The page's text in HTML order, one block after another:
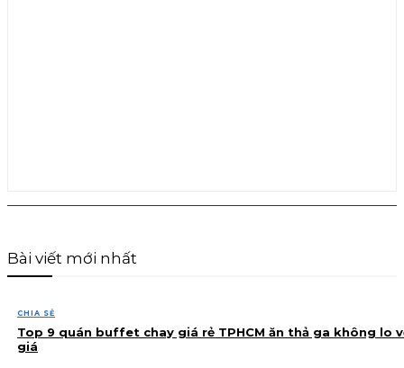
Bài viết mới nhất
CHIA SẺ
Top 9 quán buffet chay giá rẻ TPHCM ăn thả ga không lo
giá